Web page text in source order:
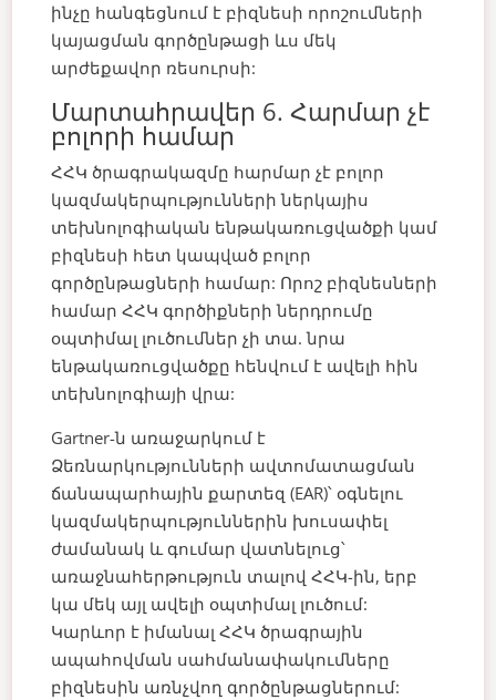
ինչը հանգեցնում է բիզնեսի որոշումների
կայացման գործընթացի ևս մեկ
արժեքավոր ռեսուրսի:
Մարտահրավեր 6. Հարմար չէ
բոլորի համար
ՀՀԿ ծրագրակազմը հարմար չէ բոլոր
կազմակերպությունների ներկայիս
տեխնոլոգիական ենթակառուցվածքի կամ
բիզնեսի հետ կապված բոլոր
գործընթացների համար: Որոշ բիզնեսների
համար ՀՀԿ գործիքների ներդրումը
օպտիմալ լուծումներ չի տա. նրա
ենթակառուցվածքը հենվում է ավելի հին
տեխնոլոգիայի վրա:
Gartner-ն առաջարկում է
Ձեռնարկությունների ավտոմատացման
ճանապարհային քարտեզ (EAR)՝ օգնելու
կազմակերպություններին խուսափել
ժամանակ և գումար վատնելուց՝
առաջնահերթություն տալով ՀՀԿ-ին, երբ
կա մեկ այլ ավելի օպտիմալ լուծում:
Կարևոր է իմանալ ՀՀԿ ծրագրային
ապահովման սահմանափակումները
բիզնեսին առնչվող գործընթացներում: